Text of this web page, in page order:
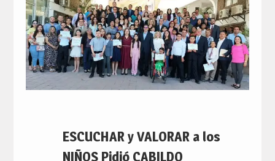
ESCUCHAR y VALORAR a los
NIÑOS Pidió CABILDO